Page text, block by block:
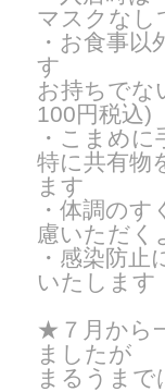
マスクなし
・お食事
す
お持ちでな
100円税込)
・こまめ
特に共有物
ます
・体調の
慮いただく
・感染防
いたします
★７月から
ましたが
まるうま